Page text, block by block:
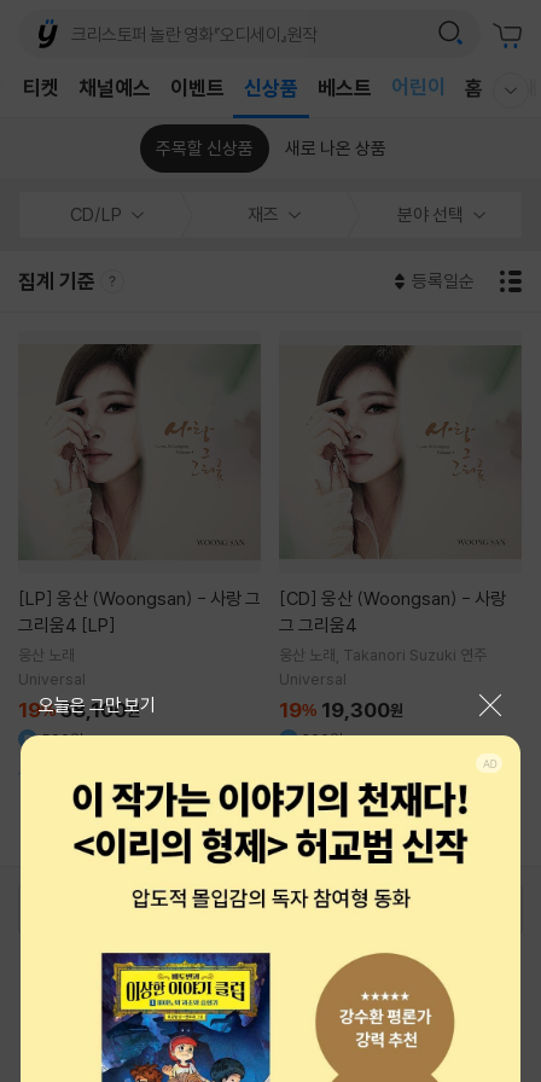
채널예스 이벤트 신상품 베스트 어린이 홈 국
티켓
주목할 신상품 새로 나온 상품
CD/LP 재즈 분야 선택
집계 기준 등록일순
[LP]
그리움4 [LP]
웅산 노래
Universal
19% 58,100원
590원
180g / 넘버링 한정반
[CD]
그 그리움4
웅산 노래 Takanori Suzuki 연주
Universal
19% 19,300원
200원
1
오늘은 그만 보기
최근 본 상품 주문/배송
고객센터 1544-3800 티켓 1544-6399
중고샵 1566-4295
eBook 1:1문의/채팅상담
예스이십사(주) 사업자 정보
이용약관
개인정보처리방침
청소년보호정책